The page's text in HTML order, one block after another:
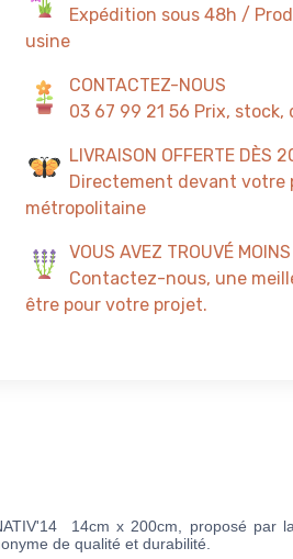
Expédition sous 48h /
usine
CONTACTEZ-NOUS
03 67 99 21 56 Prix, stock,
LIVRAISON OFFERTE DÈS
Directement devant votre
métropolitaine
VOUS AVEZ TROUVÉ
Contactez-nous, une
être pour votre projet.
14cm x 200cm, proposé par la
de qualité et durabilité.